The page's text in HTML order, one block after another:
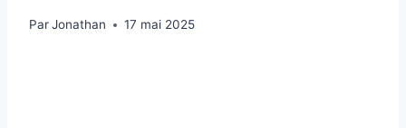
ParJonathan 17 mai 2025